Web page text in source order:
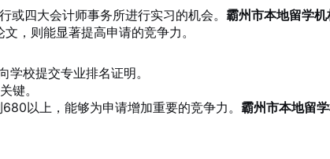
或四大会计师事务所进行实习的机会。 霸州市本地留学
，则能显著提高申请的竞争力。
学校提交专业排名证明。
键。
以上，能够为申请增加重要的竞争力。 霸州市本地留